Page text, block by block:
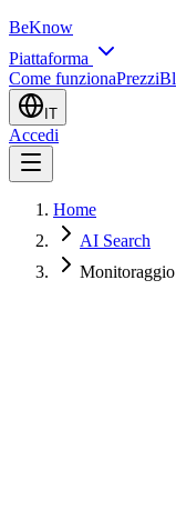
BeKnow
Piattaforma
Come funzionaPrezzi
IT
Accedi
Home
AI Search